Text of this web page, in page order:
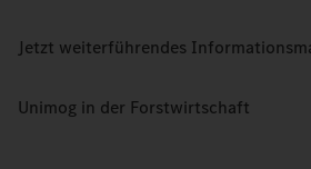
Jetzt weiterführendes
Unimog in der Forstwirtschaft